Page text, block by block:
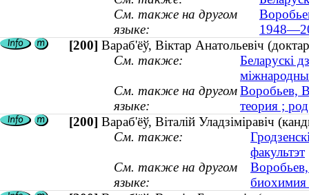
См. также на другом
языке:
[200] Вараб'ёў, Віктар Анатольевіч
См. также:
Беларускі
См. также на другом
языке:
Воробьев,
теория ;
[200] Вараб'ёў, Віталій Уладзіміравіч
См. также:
факультэт
См. также на другом
языке: